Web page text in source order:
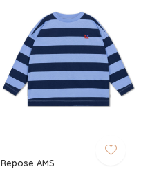
Repose AMS